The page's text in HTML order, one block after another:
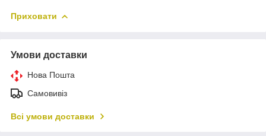
Приховати
Умови доставки
Нова Пошта
Самовивіз
Всі умови доставки